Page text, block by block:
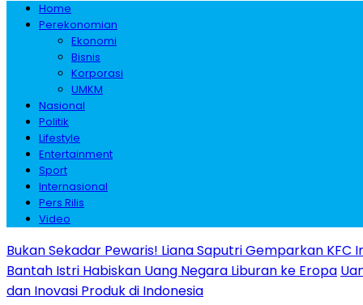
Home
Perekonomian
Ekonomi
Bisnis
Korporasi
UMKM
Nasional
Politik
Lifestyle
Entertainment
Sport
Internasional
Pers Rilis
Video
Bukan Sekadar Pewaris! Liana Saputri Gemparkan KFC
Bantah Istri Habiskan Uang Negara Liburan ke Eropa
dan Inovasi Produk di Indonesia